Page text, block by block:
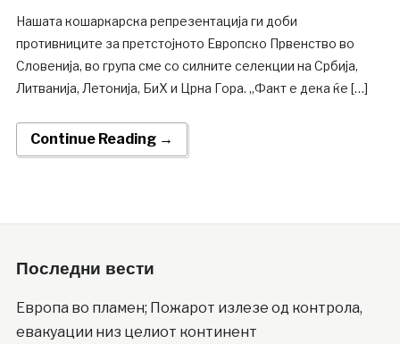
Нашата кошаркарска репрезентација ги доби
противниците за претстојното Европско Првенство во
Словенија, во група сме со силните селекции на Србија,
Литванија, Летонија, БиХ и Црна Гора. „Факт е дека ќе […]
Continue Reading →
Последни вести
Европа во пламен; Пожарот излезе од контрола,
евакуации низ целиот континент